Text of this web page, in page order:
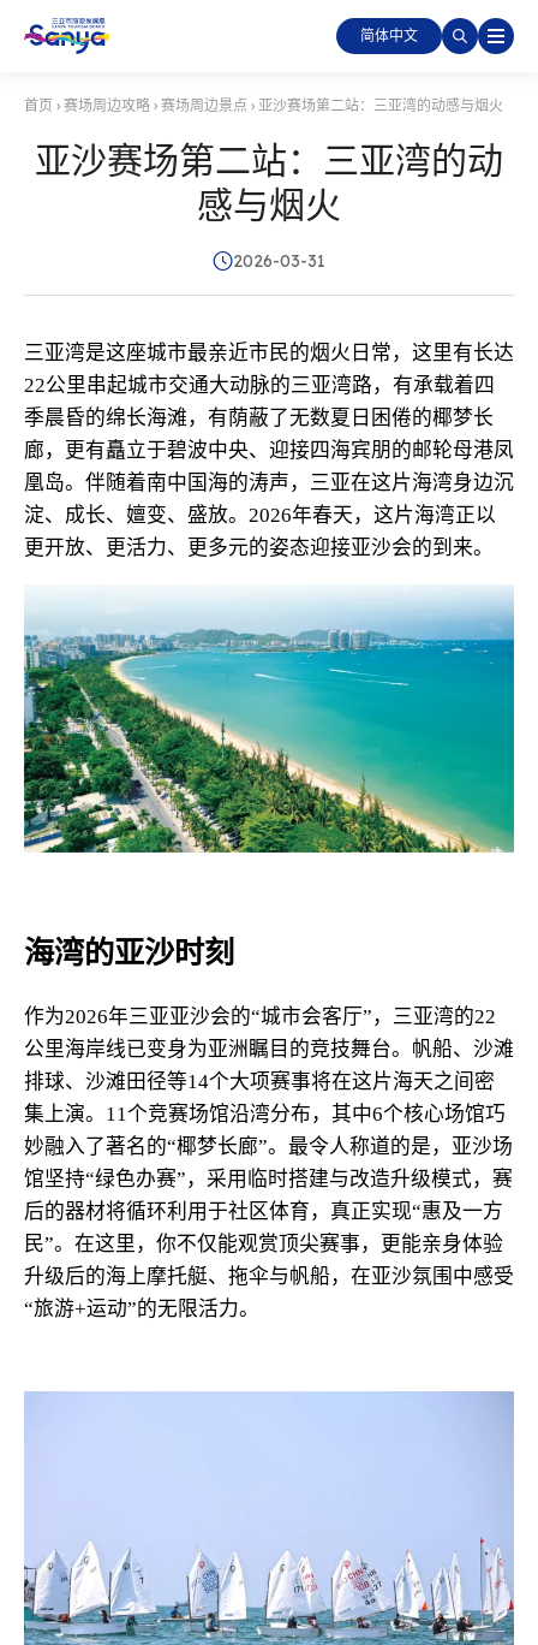
简体中文
首页 › 赛场周边攻略 › 赛场周边景点 › 亚沙赛场第二站：三亚湾的动感与烟火
亚沙赛场第二站：三亚湾的动
感与烟火
2026-03-31
三亚湾是这座城市最亲近市民的烟火日常，这里有长达
22公里串起城市交通大动脉的三亚湾路，有承载着四
季晨昏的绵长海滩，有荫蔽了无数夏日困倦的椰梦长
廊，更有矗立于碧波中央、迎接四海宾朋的邮轮母港凤
凰岛。伴随着南中国海的涛声，三亚在这片海湾身边沉
淀、成长、嬗变、盛放。2026年春天，这片海湾正以
更开放、更活力、更多元的姿态迎接亚沙会的到来。
海湾的亚沙时刻
作为2026年三亚亚沙会的“城市会客厅”，三亚湾的22
公里海岸线已变身为亚洲瞩目的竞技舞台。帆船、沙滩
排球、沙滩田径等14个大项赛事将在这片海天之间密
集上演。11个竞赛场馆沿湾分布，其中6个核心场馆巧
妙融入了著名的“椰梦长廊”。最令人称道的是，亚沙场
馆坚持“绿色办赛”，采用临时搭建与改造升级模式，赛
后的器材将循环利用于社区体育，真正实现“惠及一方
民”。在这里，你不仅能观赏顶尖赛事，更能亲身体验
升级后的海上摩托艇、拖伞与帆船，在亚沙氛围中感受
“旅游+运动”的无限活力。